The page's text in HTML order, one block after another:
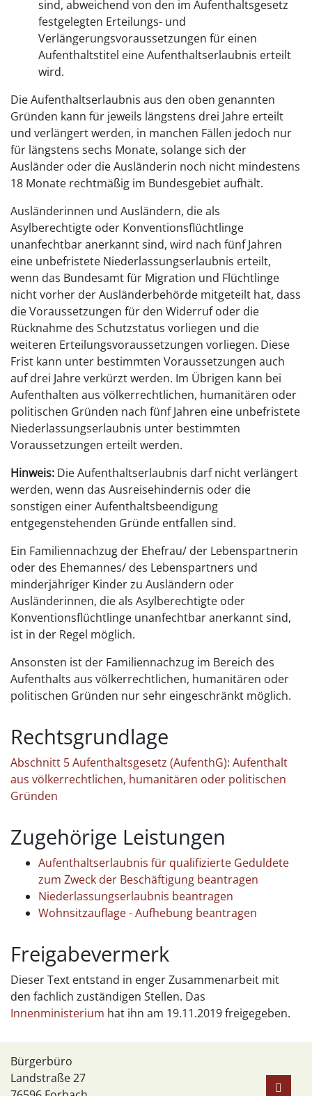
sind, abweichend von den im Aufenthaltsgesetz
festgelegten Erteilungs- und
Verlängerungsvoraussetzungen für einen
Aufenthaltstitel eine Aufenthaltserlaubnis erteilt
wird.
Die Aufenthaltserlaubnis aus den oben genannten
Gründen kann für jeweils längstens drei Jahre erteilt
und verlängert werden, in manchen Fällen jedoch nur
für längstens sechs Monate, solange sich der
Ausländer oder die Ausländerin noch nicht mindestens
18 Monate rechtmäßig im Bundesgebiet aufhält.
Ausländerinnen und Ausländern, die als
Asylberechtigte oder Konventionsflüchtlinge
unanfechtbar anerkannt sind, wird nach fünf Jahren
eine unbefristete Niederlassungserlaubnis erteilt,
wenn das Bundesamt für Migration und Flüchtlinge
nicht vorher der Ausländerbehörde mitgeteilt hat, dass
die Voraussetzungen für den Widerruf oder die
Rücknahme des Schutzstatus vorliegen und die
weiteren Erteilungsvoraussetzungen vorliegen. Diese
Frist kann unter bestimmten Voraussetzungen auch
auf drei Jahre verkürzt werden. Im Übrigen kann bei
Aufenthalten aus völkerrechtlichen, humanitären oder
politischen Gründen nach fünf Jahren eine unbefristete
Niederlassungserlaubnis unter bestimmten
Voraussetzungen erteilt werden.
Hinweis: Die Aufenthaltserlaubnis darf nicht verlängert
werden, wenn das Ausreisehindernis oder die
sonstigen einer Aufenthaltsbeendigung
entgegenstehenden Gründe entfallen sind.
Ein Familiennachzug der Ehefrau/ der Lebenspartnerin
oder des Ehemannes/ des Lebenspartners und
minderjähriger Kinder zu Ausländern oder
Ausländerinnen, die als Asylberechtigte oder
Konventionsflüchtlinge unanfechtbar anerkannt sind,
ist in der Regel möglich.
Ansonsten ist der Familiennachzug im Bereich des
Aufenthalts aus völkerrechtlichen, humanitären oder
politischen Gründen nur sehr eingeschränkt möglich.
Rechtsgrundlage
Abschnitt 5 Aufenthaltsgesetz (AufenthG): Aufenthalt
aus völkerrechtlichen, humanitären oder politischen
Gründen
Zugehörige Leistungen
Aufenthaltserlaubnis für qualifizierte Geduldete
zum Zweck der Beschäftigung beantragen
Niederlassungserlaubnis beantragen
Wohnsitzauflage - Aufhebung beantragen
Freigabevermerk
Dieser Text entstand in enger Zusammenarbeit mit
den fachlich zuständigen Stellen. Das
Innenministerium hat ihn am 19.11.2019 freigegeben.
Bürgerbüro
Landstraße 27